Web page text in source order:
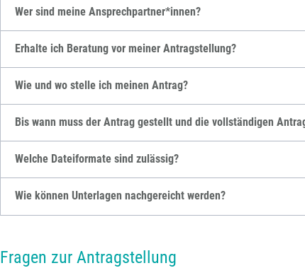
Wer sind meine Ansprechpartner*innen?
Erhalte ich Beratung vor meiner Antragstellung?
Wie und wo stelle ich meinen Antrag?
Bis wann muss der Antrag gestellt und die vollständigen
Welche Dateiformate sind zulässig?
Wie können Unterlagen nachgereicht werden?
Fragen zur Antragstellung